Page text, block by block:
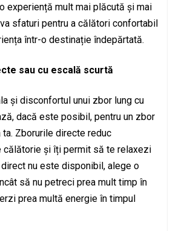
experiență mult mai plăcută și mai
sfaturi pentru a călători confortabil
într-o destinație îndepărtată.
sau cu escală scurtă
și disconfortul unui zbor lung cu
dacă este posibil, pentru un zbor
Zborurile directe reduc
călătorie și îți permit să te relaxezi
nu este disponibil, alege o
să nu petreci prea mult timp în
prea multă energie în timpul